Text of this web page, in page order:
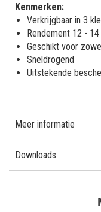
Kenmerken:
Verkrijgbaar in 3
Rendement 12 -
Geschikt voor
Sneldrogend
Uitstekende
Meer informatie
Downloads